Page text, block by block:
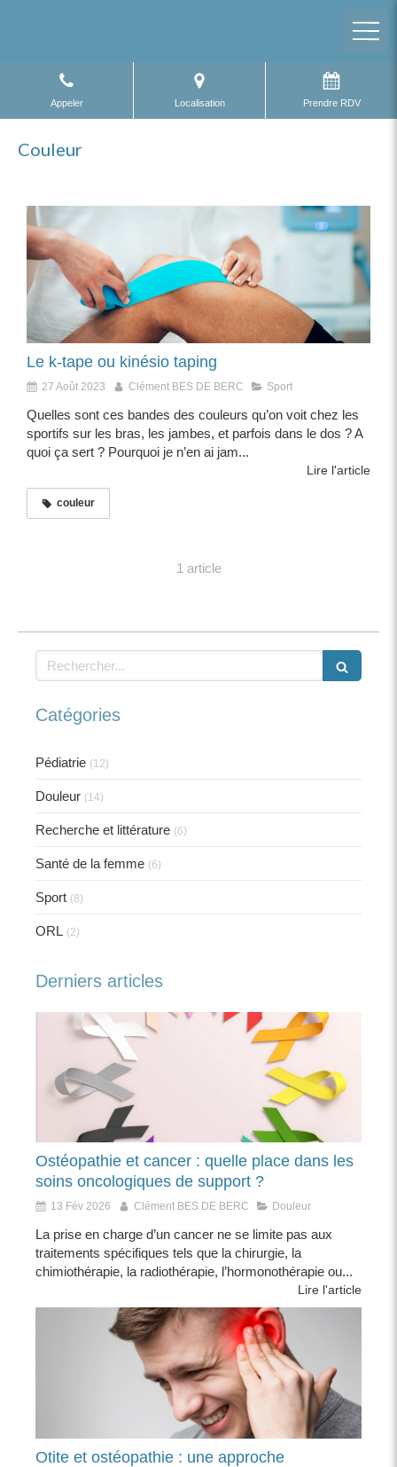
Appeler Localisation Prendre RDV
Couleur
Le k-tape ou kinésio taping
27 Août 2023 Clément BES DE BERC Sport
Quelles sont ces bandes des couleurs qu’on voit chez les
sportifs sur les bras, les jambes, et parfois dans le dos ? A
quoi ça sert ? Pourquoi je n’en ai jam...
Lire l'article
couleur
1 article
Rechercher
Catégories
Pédiatrie (12)
Douleur (14)
Recherche et littérature (6)
Santé de la femme (6)
Sport (8)
ORL (2)
Derniers articles
Ostéopathie et cancer : quelle place dans les
soins oncologiques de support ?
13 Fév 2026 Clément BES DE BERC Douleur
La prise en charge d’un cancer ne se limite pas aux
traitements spécifiques tels que la chirurgie, la
chimiothérapie, la radiothérapie, l’hormonothérapie ou...
Lire l'article
Otite et ostéopathie : une approche